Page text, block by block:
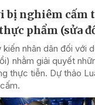
bị nghiêm cấm
phẩm (sửa
nhân dân đối với
nhằm giải quyết
thực tiễn. Dự thảo